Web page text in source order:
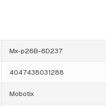
Mx-p26B-6D237
4047438031288
Mobotix